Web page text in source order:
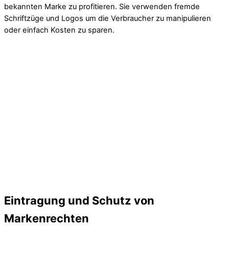
bekannten Marke zu profitieren. Sie verwenden fremde
Schriftzüge und Logos um die Verbraucher zu manipulieren
oder einfach Kosten zu sparen.
Eintragung und Schutz von
Markenrechten